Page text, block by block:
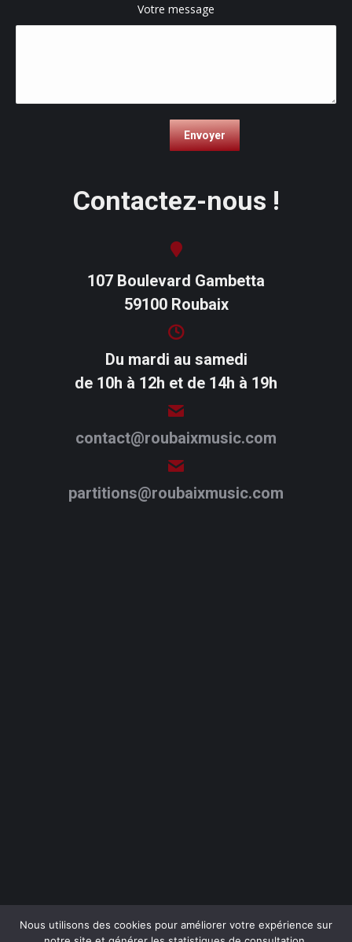
Votre message
Contactez-nous !
107 Boulevard Gambetta
59100 Roubaix
Du mardi au samedi
de 10h à 12h et de 14h à 19h
contact@roubaixmusic.com
partitions@roubaixmusic.com
Nous utilisons des cookies pour améliorer votre expérience sur